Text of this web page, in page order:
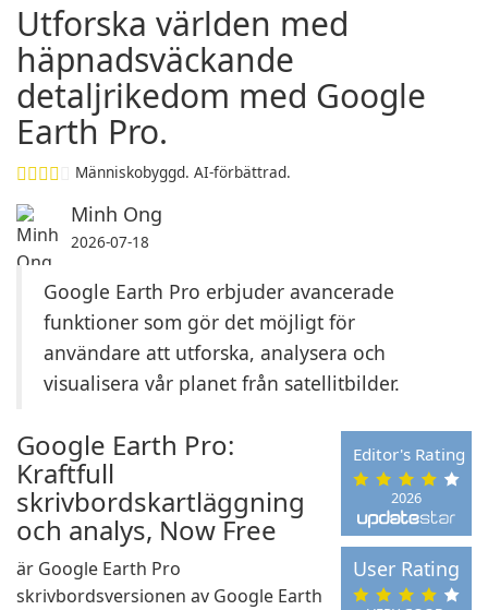
Utforska världen med
häpnadsväckande
detaljrikedom med Google
Earth Pro.
Människobyggd. AI-förbättrad.
Minh Ong
2026-07-18
Google Earth Pro erbjuder avancerade
funktioner som gör det möjligt för
användare att utforska, analysera och
visualisera vår planet från satellitbilder.
2026
Editor's Rating
User Rating
Google Earth Pro:
Kraftfull
skrivbordskartläggning
och analys, Now Free
är Google Earth Pro
skrivbordsversionen av Google Earth